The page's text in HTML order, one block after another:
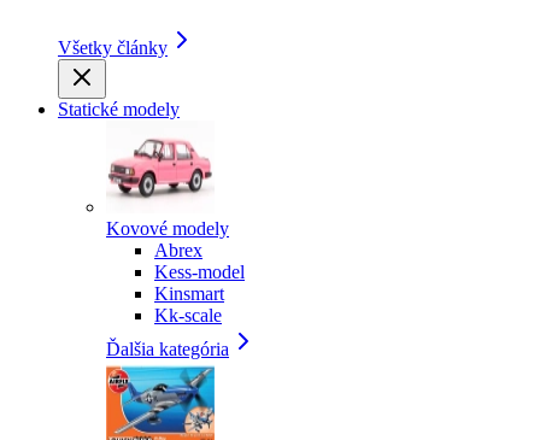
Všetky články
Statické modely
Kovové modely
Abrex
Kess-model
Kinsmart
Kk-scale
Ďalšia kategória